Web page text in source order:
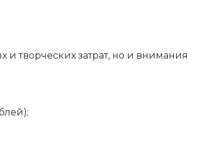
творческих затрат, но и внимания